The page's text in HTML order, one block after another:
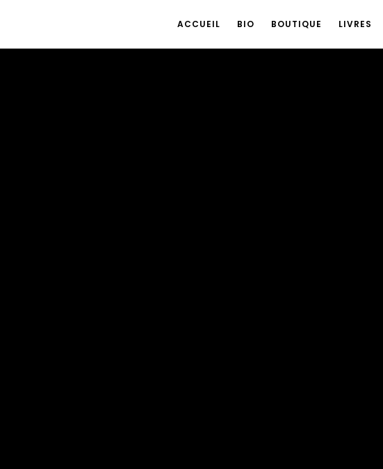
ACCUEIL BIO BOUTIQUE LIVRES